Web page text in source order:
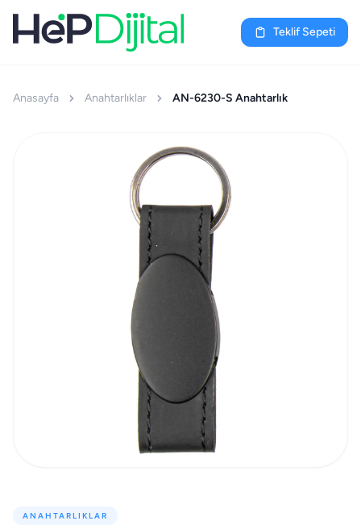
Teklif Sepeti
Anasayfa Anahtarlıklar AN-6230-S Anahtarlık
ANAHTARLIKLAR